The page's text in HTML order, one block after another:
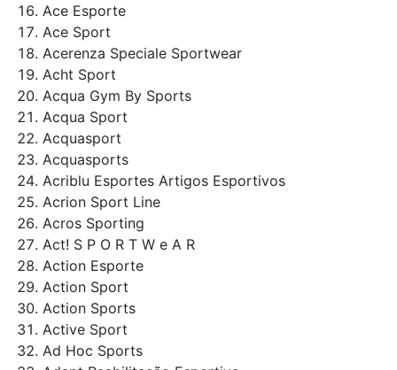
Ace Esporte
Ace Sport
Acerenza Speciale Sportwear
Acht Sport
Acqua Gym By Sports
Acqua Sport
Acquasport
Acquasports
Acriblu Esportes Artigos Esportivos
Acrion Sport Line
Acros Sporting
Act! S P O R T W e A R
Action Esporte
Action Sport
Action Sports
Active Sport
Ad Hoc Sports